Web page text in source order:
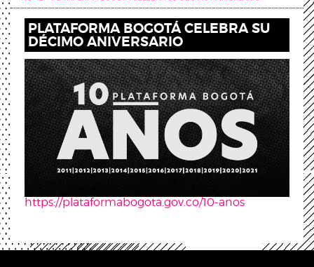
PLATAFORMA BOGOTÁ CELEBRA SU
DÉCIMO ANIVERSARIO
https://plataformabogota.gov.co/10-anos